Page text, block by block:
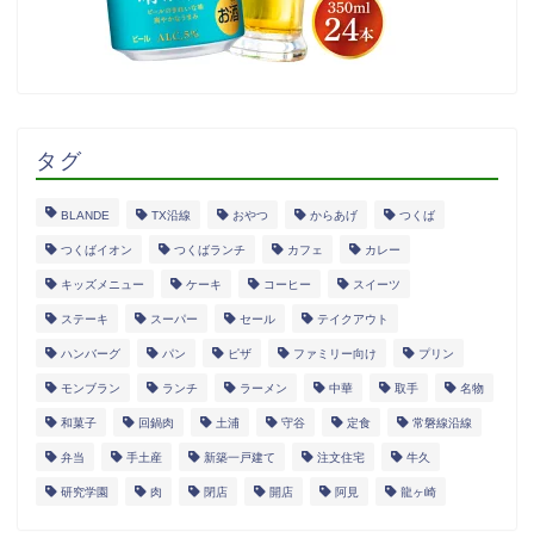
タグ
BLANDE TX沿線 おやつ からあげ つくば
つくばイオン つくばランチ カフェ カレー
キッズメニュー ケーキ コーヒー スイーツ
ステーキ スーパー セール テイクアウト
ハンバーグ パン ピザ ファミリー向け プリン
モンブラン ランチ ラーメン 中華 取手 名物
和菓子 回鍋肉 土浦 守谷 定食 常磐線沿線
弁当 手土産 新築一戸建て 注文住宅 牛久
研究学園 肉 閉店 開店 阿見 龍ヶ崎